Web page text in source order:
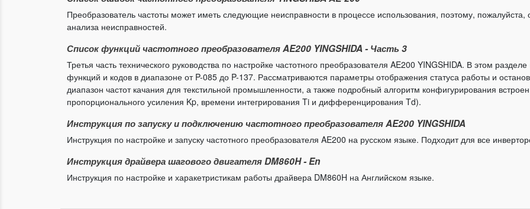
Преобразователь частоты может иметь следующие неисправности в процессе использования, поэтому,
анализа неисправностей.
Список функций частотного преобразователя AE200 YINGSHIDA - Часть 3
Третья часть технического руководства по настройке частотного преобразователя AE200 YINGSHIDA. В этом
функций и кодов в диапазоне от P-085 до P-137. Рассматриваются параметры отображения статуса работы и
диапазон частот качания для текстильной промышленности, а также подробный алгоритм конфигурирования
пропорционального усиления Kp, времени интегрирования Ti и дифференцирования Td).
Инструкция по запуску и подключению частотного преобразователя AE200 YINGSHIDA
Инструкция по настройке и запуску частотного преобразователя AE200 на русском языке. Подходит для все
Инструкция драйвера шагового двигателя DM860H - En
Инструкция по настройке и харакетристикам работы драйвера DM860H на Английском языке.